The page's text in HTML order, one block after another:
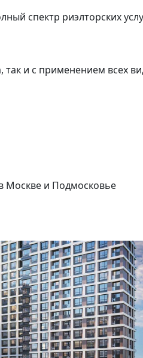
спектр риэлторских
так и с применением всех
Москве и Подмосковье